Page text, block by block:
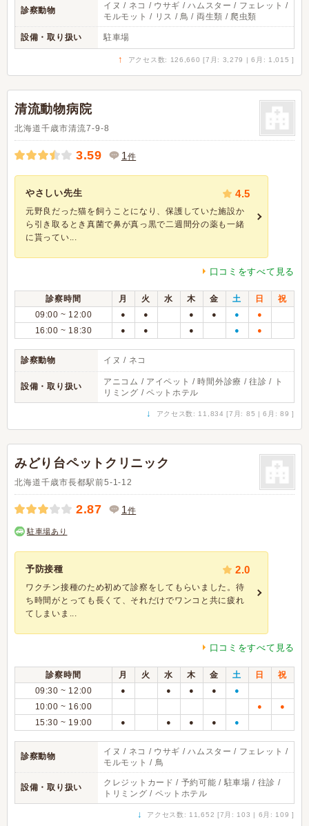
診察動物
イヌ / ネコ / ウサギ / ハムスター / フェレット /
モルモット / リス / 鳥 / 両生類 / 爬虫類
設備・取り扱い 駐車場
↑ アクセス数: 126,660 [7月: 3,279 | 6月: 1,015 ]
清流動物病院
北海道千歳市清流7-9-8
3.59 1件
やさしい先生 4.5
元野良だった猫を飼うことになり、保護していた施設か
ら引き取るとき真菌で鼻が真っ黒で二週間分の薬も一緒
に貰ってい...
口コミをすべて見る
診察時間 月 火 水 木 金 土 日
祝
09:00 ~ 12:00
● ● ● ● ● ●
16:00 ~ 18:30 ● ● ● ● ●
診察動物 イヌ / ネコ
設備・取り扱い
アニコム / アイペット / 時間外診療 / 往診 / ト
リミング / ペットホテル
↓ アクセス数: 11,834 [7月: 85 | 6月: 89 ]
みどり台ペットクリニック
北海道千歳市長都駅前5-1-12
2.87 1件
駐車場あり
予防接種 2.0
ワクチン接種のため初めて診察をしてもらいました。待
ち時間がとっても長くて、それだけでワンコと共に疲れ
てしまいま...
口コミをすべて見る
診察時間 月 火 水 木 金 土 日
祝
09:30 ~ 12:00
● ● ● ● ●
10:00 ~ 16:00 ● ●
15:30 ~ 19:00 ● ● ● ● ●
診察動物
イヌ / ネコ / ウサギ / ハムスター / フェレット /
モルモット / 鳥
設備・取り扱い
クレジットカード / 予約可能 / 駐車場 / 往診 /
トリミング / ペットホテル
↓ アクセス数: 11,652 [7月: 103 | 6月: 109 ]